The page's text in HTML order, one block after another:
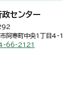
政センター
阿寒町中央1丁目4-1
66-2121